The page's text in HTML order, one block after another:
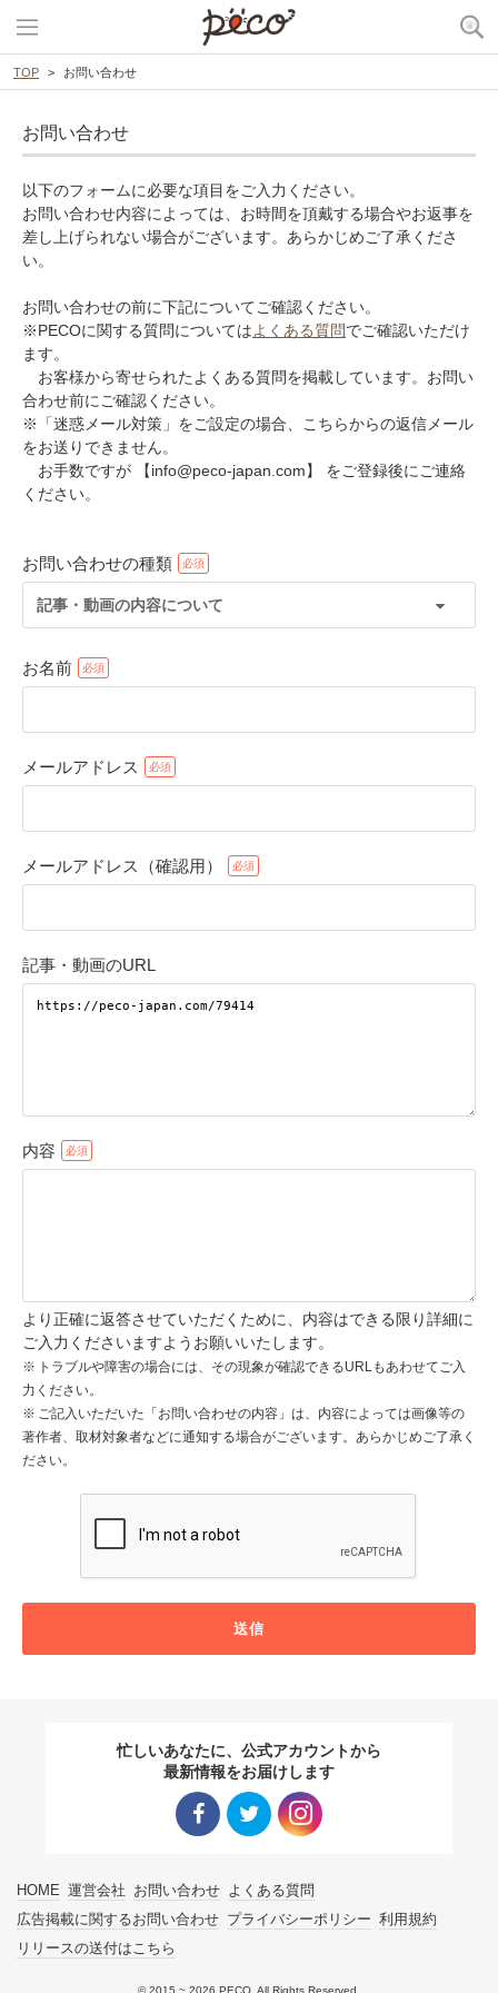
TOP お問い合わせ
お問い合わせ
以下のフォームに必要な項目をご入力ください。
お問い合わせ内容によっては、お時間を頂戴する場合やお返事を
差し上げられない場合がございます。あらかじめご了承くださ
い。
お問い合わせの前に下記についてご確認ください。
※PECOに関する質問についてはよくある質問でご確認いただけ
ます。
お客様から寄せられたよくある質問を掲載しています。お問い
合わせ前にご確認ください。
※「迷惑メール対策」をご設定の場合、こちらからの返信メール
をお送りできません。
お手数ですが 【info@peco-japan.com】 をご登録後にご連絡
ください。
お問い合わせの種類
記事・動画の内容について
お名前
メールアドレス
メールアドレス（確認用）
記事・動画のURL
内容
より正確に返答させていただくために、内容はできる限り詳細に
ご入力くださいますようお願いいたします。
トラブルや障害の場合には、その現象が確認できるURLもあわせてご入
力ください。
ご記入いただいた「お問い合わせの内容」は、内容によっては画像等の
著作者、取材対象者などに通知する場合がございます。あらかじめご了承く
ださい。
送信
忙しいあなたに、公式アカウントから
最新情報をお届けします
HOME 運営会社 お問い合わせ よくある質問
広告掲載に関するお問い合わせ プライバシーポリシー 利用規約
リリースの送付はこちら
© 2015 ~ 2026 PECO. All Rights Reserved.
アプリで開く